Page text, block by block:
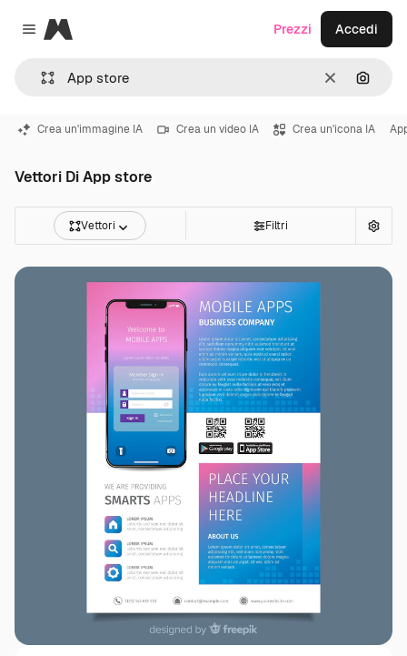
Close menu
Magnific
CancellaCerca
Prezzi Accedi
Crea un'immagine IA Crea un video IA Crea un'icona IA
Vettori Di App store
Vettori Filtri